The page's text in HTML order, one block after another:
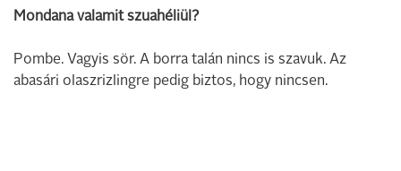
Mondana valamit szuahéliül?
Pombe. Vagyis sör. A borra talán nincs is szavuk. Az
abasári olaszrizlingre pedig biztos, hogy nincsen.